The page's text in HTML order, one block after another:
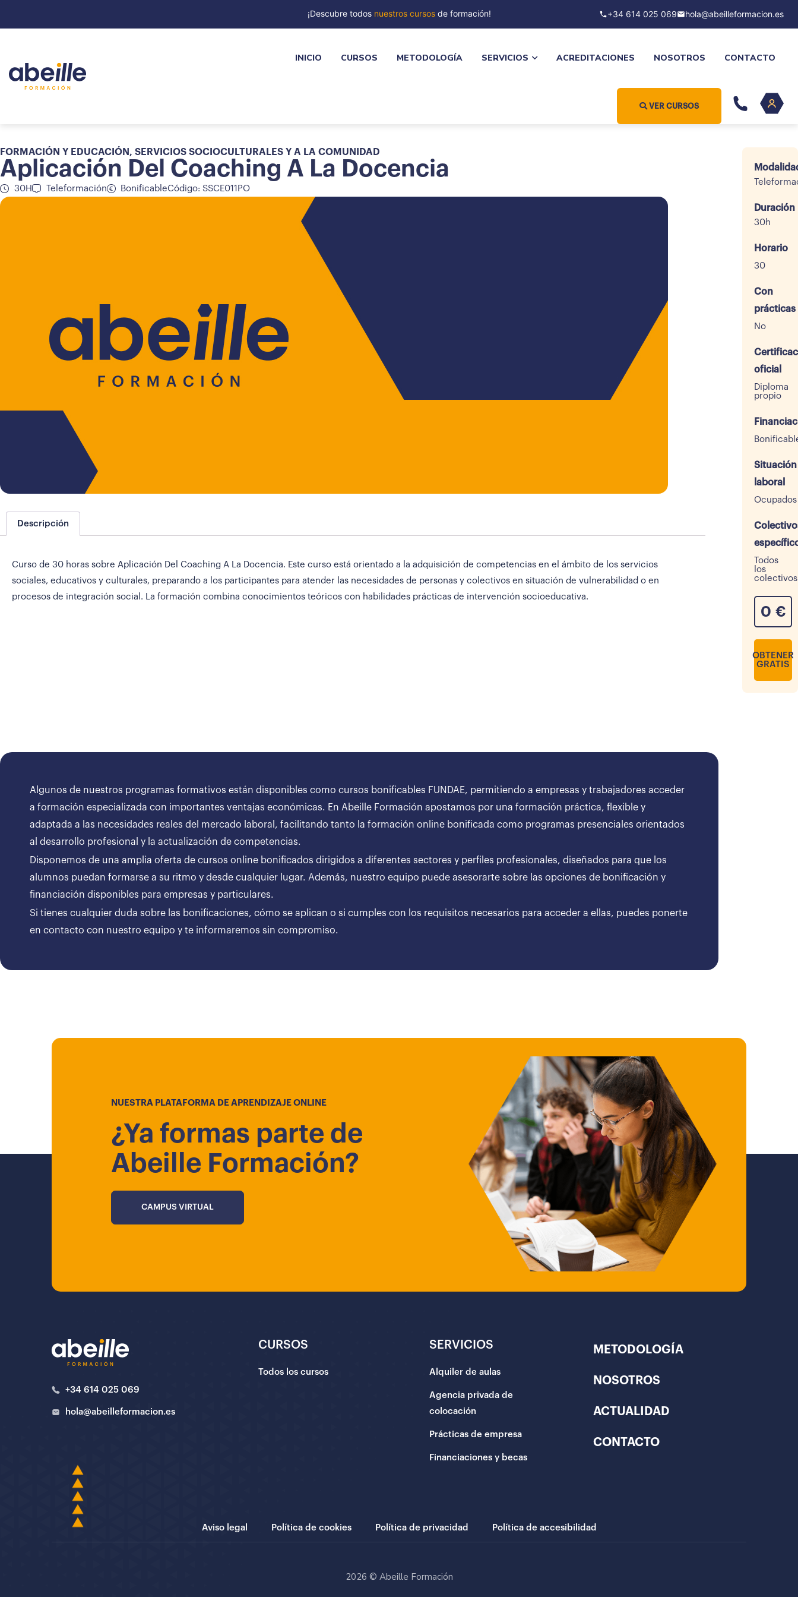
¡Descubre todos nuestros cursosde formación! +34 614 025 069 hola@abeilleformacion.es
INICIO CURSOS METODOLOGÍA SERVICIOS ACREDITACIONES NOSOTROS CONTACTO
VER CURSOS
FORMACIÓN Y EDUCACIÓN , SERVICIOS SOCIOCULTURALES Y A LA COMUNIDAD
Aplicación Del Coaching A La Docencia
30H Teleformación BonificableCódigo: SSCE011PO
Descripción
Curso de 30 horas sobre Aplicación Del Coaching A La Docencia. Este curso está orientado a la adquisición de competencias en el ámbito de los servicios
sociales, educativos y culturales, preparando a los participantes para atender las necesidades de personas y colectivos en situación de vulnerabilidad o en
procesos de integración social. La formación combina conocimientos teóricos con habilidades prácticas de intervención socioeducativa.
Duración
30h
Horario
30
Con
prácticas
No
oficial
Diploma
propio
Situación
laboral
Ocupados
Todos
los
colectivos
0 €
OBTENER
GRATIS
Algunos de nuestros programas formativos están disponibles como cursos bonificables FUNDAE, permitiendo a empresas y trabajadores acceder
a formación especializada con importantes ventajas económicas. En Abeille Formación apostamos por una formación práctica, flexible y
adaptada a las necesidades reales del mercado laboral, facilitando tanto la formación online bonificada como programas presenciales orientados
al desarrollo profesional y la actualización de competencias.
Disponemos de una amplia oferta de cursos online bonificados dirigidos a diferentes sectores y perfiles profesionales, diseñados para que los
alumnos puedan formarse a su ritmo y desde cualquier lugar. Además, nuestro equipo puede asesorarte sobre las opciones de bonificación y
financiación disponibles para empresas y particulares.
Si tienes cualquier duda sobre las bonificaciones, cómo se aplican o si cumples con los requisitos necesarios para acceder a ellas, puedes ponerte
en contacto con nuestro equipo y te informaremos sin compromiso.
NUESTRA PLATAFORMA DE APRENDIZAJE ONLINE
¿Ya formas parte de
Abeille Formación?
CAMPUS VIRTUAL
+34 614 025 069
hola@abeilleformacion.es
CURSOS
Todos los cursos
SERVICIOS
Alquiler de aulas
Agencia privada de
colocación
Prácticas de empresa
Financiaciones y becas
METODOLOGÍA
NOSOTROS
ACTUALIDAD
CONTACTO
Aviso legal Política de cookies Política de privacidad Política de accesibilidad
2026 © Abeille Formación